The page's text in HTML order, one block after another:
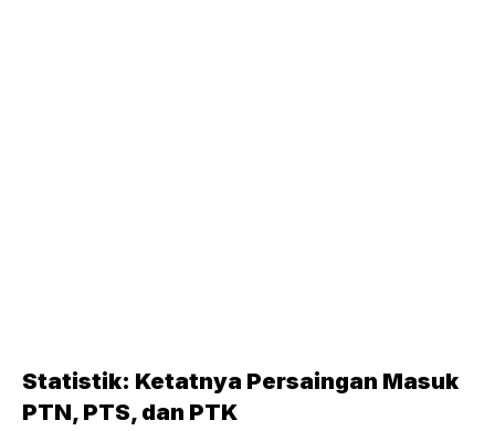
Statistik: Ketatnya Persaingan Masuk
PTN, PTS, dan PTK